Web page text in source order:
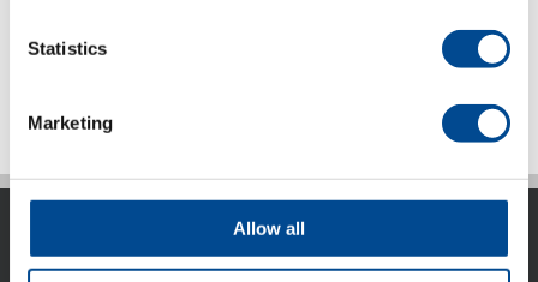
Statistics
Marketing
Allow all